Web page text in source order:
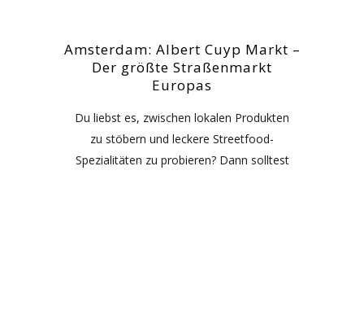
Amsterdam: Albert Cuyp Markt –
Der größte Straßenmarkt
Europas
Du liebst es, zwischen lokalen Produkten
zu stöbern und leckere Streetfood-
Spezialitäten zu probieren? Dann solltest